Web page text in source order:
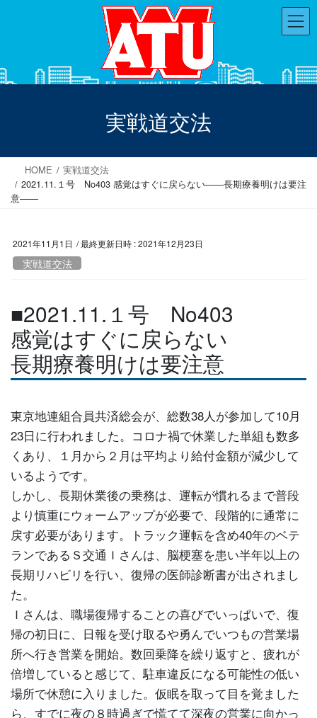
ツ
シ
実戦道交法
HOME
実戦道交法
2021.11.１号 No403 感覚はすぐに戻らない――長期療養明けは要注
意――
2021年11月1日 / 最終更新日時 :2021年12月23日
実戦道交法
■2021.11.１号 No403
感覚はすぐに戻らない
長期療養明けは要注意
東京地連組合員共済総会が、総数38人が参加して10月
23日に行われました。コロナ禍で休業した単組も数多
くあり、１月から２月は平均より給付金額が減少して
いるようです。
しかし、長期休業後の乗務は、運転が慣れるまで普段
より慎重にウォームアップが必要で、段階的に通常に
戻す必要があります。トラック運転を含め40年のベテ
ランであるＳ交通Ｉさんは、脳梗塞を患い半年以上の
長期リハビリを行い、復帰の医師診断書が出されまし
た。
Ｉさんは、職場復帰することの喜びでいっぱいで、復
帰の初日に、日報を受け取るや勇んでいつもの営業場
所へ行き営業を開始。数回乗降を繰り返すと、疲れが
倍増していると感じて、駐車違反になる可能性の低い
場所で休憩に入りました。仮眠を取って目を覚ました
ら、すでに夜の８時過ぎで慌てて深夜の営業に向かっ